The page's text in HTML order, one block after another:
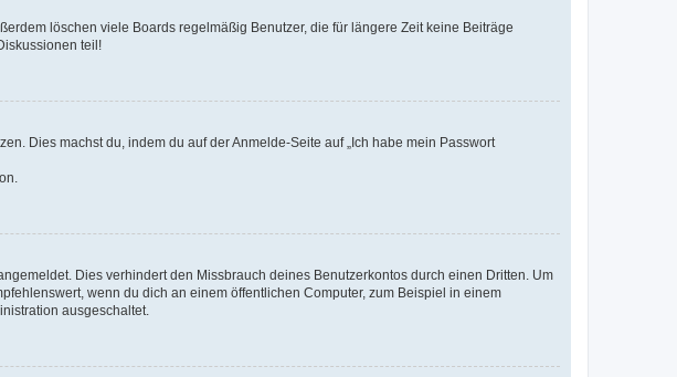
löschen viele Boards regelmäßig Benutzer, die für längere Zeit keine Beiträge
teil!
Dies machst du, indem du auf der Anmelde-Seite auf „Ich habe mein Passwort
Dies verhindert den Missbrauch deines Benutzerkontos durch einen Dritten. Um
wenn du dich an einem öffentlichen Computer, zum Beispiel in einem
ausgeschaltet.